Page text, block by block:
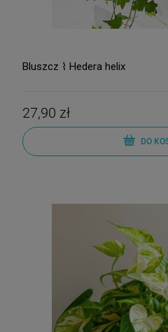
Bluszcz ⌇ Hedera helix
27,90 zł
DO